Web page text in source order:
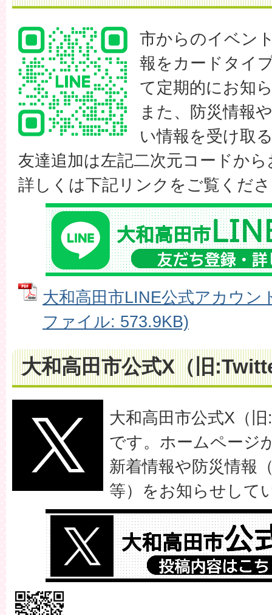
市からのイベン
報をカードタイ
て定期的にお知
また、防災情報
い情報を受け取
友達追加は左記二次元コードか
詳しくは下記リンクをご覧くだ
大和高田市LINE公式アカウン
ファイル: 573.9KB)
大和高田市公式X（旧
大和高田市公式X（
です。ホームページ
新着情報や防災情報
等）をお知らせして